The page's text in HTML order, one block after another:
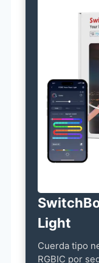
Light
Cuerda tipo
RGBIC por